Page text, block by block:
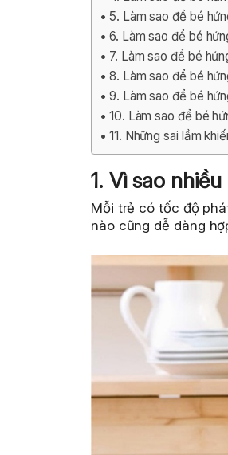
5. Làm sao để bé
6. Làm sao để bé
7. Làm sao để bé
8. Làm sao để bé
9. Làm sao để bé
10. Làm sao để bé
11. Những sai lầm
1. Vì sao
Mỗi trẻ có tốc độ
nào cũng dễ dàng